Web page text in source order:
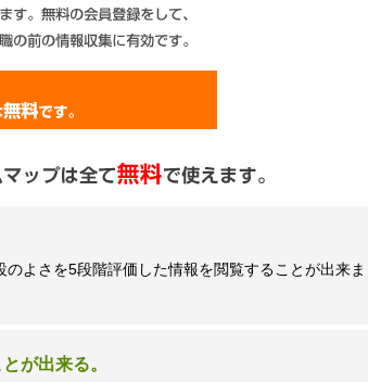
たします）
よさを5段階評価した情報を閲覧することが出来ま
が出来る。